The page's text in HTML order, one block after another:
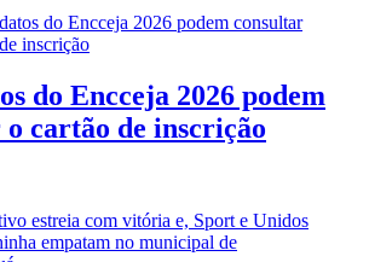
do Encceja 2026 podem
cartão de inscrição